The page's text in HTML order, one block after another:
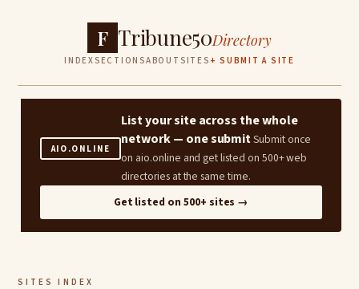
F Tribune50Directory
INDEXSECTIONSABOUT SITES + SUBMIT A SITE
AIO.ONLINE
List your site across the whole
network — one submitSubmit once
on aio.online and get listed on 500+ web
directories at the same time.
Get listed on 500+ sites →
SITES INDEX